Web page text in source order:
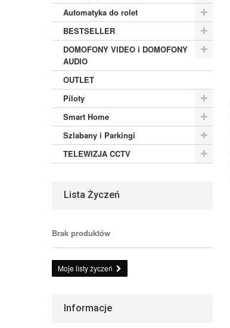
Automatyka do rolet
BESTSELLER
DOMOFONY VIDEO i DOMOFONY
AUDIO
OUTLET
Piloty
Smart Home
Szlabany i Parkingi
TELEWIZJA CCTV
Lista Życzeń
Brak produktów
Moje listy życzeń
Informacje